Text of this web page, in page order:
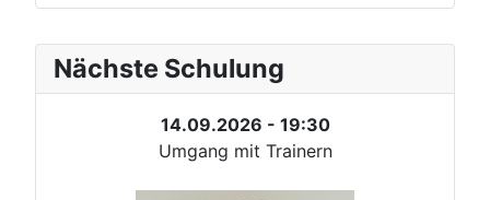
Nächste Schulung
14.09.2026 - 19:30
Umgang mit Trainern